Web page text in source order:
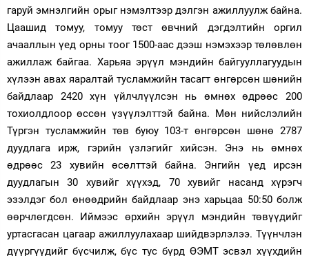
гаруй эмнэлгийн орыг нэмэлтээр дэлгэн ажиллуулж байна.
Цаашид томуу, томуу төст өвчний дэгдэлтийн оргил
ачааллын үед орны тоог 1500-аас дээш нэмэхээр төлөвлөн
ажиллаж байгаа. Харьяа эрүүл мэндийн байгууллагуудын
хүлээн авах яаралтай тусламжийн тасагт өнгөрсөн шөнийн
байдлаар 2420 хүн үйлчлүүлсэн нь өмнөх өдрөөс 200
тохиолдлоор өссөн үзүүлэлттэй байна. Мөн нийслэлийн
Түргэн тусламжийн төв буюу 103-т өнгөрсөн шөнө 2787
дуудлага ирж, гэрийн үзлэгийг хийсэн. Энэ нь өмнөх
өдрөөс 23 хувийн өсөлттэй байна. Энгийн үед ирсэн
дуудлагын 30 хувийг хүүхэд, 70 хувийг насанд хүрэгч
эзэлдэг бол өнөөдрийн байдлаар энэ харьцаа 50:50 болж
өөрчлөгдсөн. Иймээс өрхийн эрүүл мэндийн төвүүдийг
уртасгасан цагаар ажиллуулахаар шийдвэрлэлээ. Түүнчлэн
дүүргүүдийг бүсчилж, бүс тус бүрд ӨЭМТ эсвэл хүүхдийн